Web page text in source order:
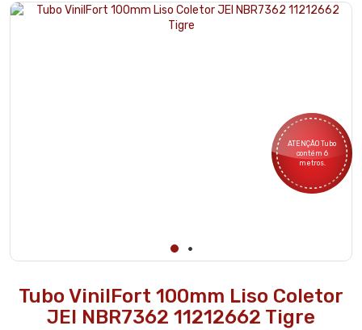
ATENÇÃO Tubo
contém 6
metros.
Tubo VinilFort 100mm Liso Coletor
JEI NBR7362 11212662 Tigre